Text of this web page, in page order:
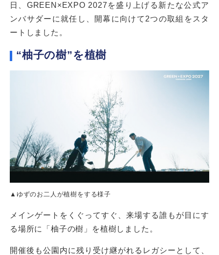
日、GREEN×EXPO 2027を盛り上げる新たな公式ア
ンバサダーに就任し、開幕に向けて2つの取組をスタ
ートしました。
“柚子の樹”を植樹
▲ゆずのお二人が植樹をする様子
メインゲートをくぐってすぐ、来場する誰もが目にす
る場所に「柚子の樹」を植樹しました。
開催後も公園内に残り受け継がれるレガシーとして、